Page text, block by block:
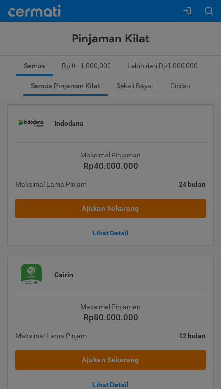
Pinjaman Kilat
Semua Rp 0 - 1,000,000 Lebih dari Rp1,000,000
Semua Pinjaman Kilat Sekali Bayar Cicilan
Indodana
Maksimal Pinjaman
Rp40.000.000
Maksimal Lama Pinjam 24 bulan
Ajukan Sekarang
Lihat Detail
Cairin
Maksimal Pinjaman
Rp80.000.000
Maksimal Lama Pinjam 12 bulan
Ajukan Sekarang
Lihat Detail